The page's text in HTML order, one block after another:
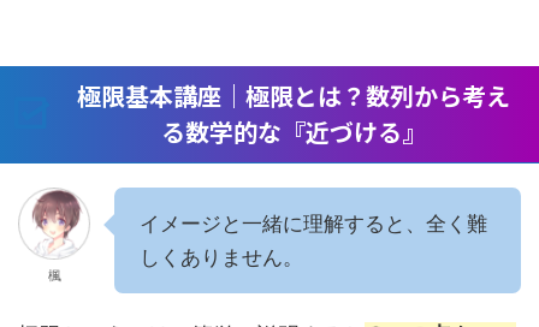
極限基本講座｜極限とは？数列から考え
る数学的な『近づける』
楓
イメージと一緒に理解すると、全く難
しくありません。